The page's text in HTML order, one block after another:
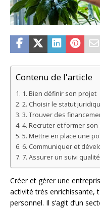
Contenu de l'article
1. Bien définir son projet
2. Choisir le statut
3. Trouver des
4. Recruter et former
5. Mettre en place une
6. Communiquer et
7. Assurer un suivi qualité
Créer et gérer une
activité très enrichissante,
personnel. Il s’agit d’un